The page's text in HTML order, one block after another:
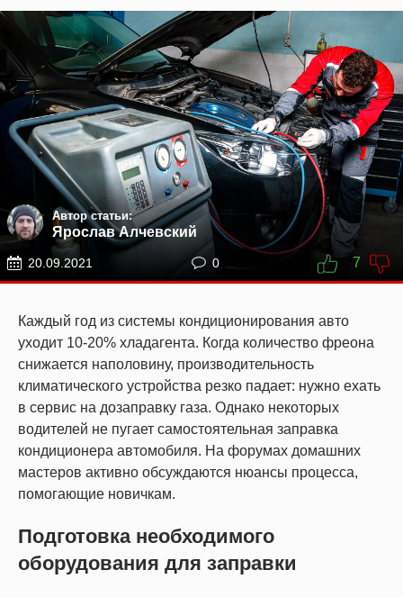
Автор статьи:
Ярослав Алчевский
20.09.2021 0 7
Каждый год из системы кондиционирования авто
уходит 10-20% хладагента. Когда количество фреона
снижается наполовину, производительность
климатического устройства резко падает: нужно ехать
в сервис на дозаправку газа. Однако некоторых
водителей не пугает самостоятельная заправка
кондиционера автомобиля. На форумах домашних
мастеров активно обсуждаются нюансы процесса,
помогающие новичкам.
Подготовка необходимого
оборудования для заправки